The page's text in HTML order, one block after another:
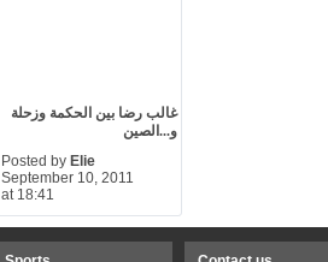
غالب رضا بين الحكمة وزحلة
و...الصين
Posted by Elie
September 10, 2011
at 18:41